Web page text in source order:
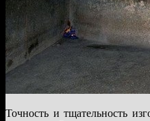
Точность и тщательность